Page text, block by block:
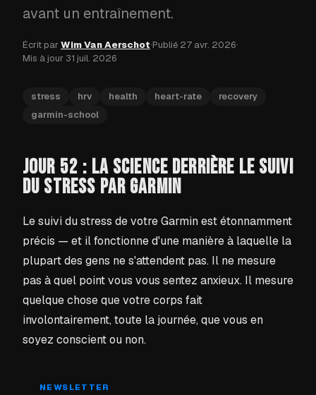
avant un entraînement.
Écrit parWim Van Aerschot·Publié 27 avr. 2026·
Mis à jour 31 juil. 2026
stress hrv health heart-rate
recovery
garmin-school
JOUR 52 : LA SCIENCE DERRIÈRE LE SUIVI
DU STRESS PAR GARMIN
Le suivi du stress de votre Garmin est étonnamment
précis — et il fonctionne d'une manière à laquelle la
plupart des gens ne s'attendent pas. Il ne mesure
pas à quel point vous vous sentez anxieux. Il mesure
quelque chose que votre corps fait
involontairement, toute la journée, que vous en
soyez conscient ou non.
NEWSLETTER